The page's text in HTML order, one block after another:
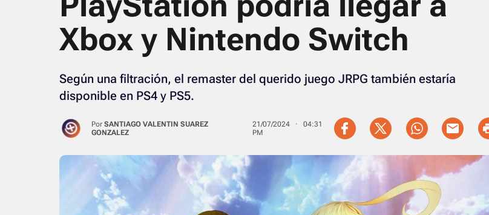
Xbox y Nintendo Switch
Según una filtración, el remaster del querido juego JRPG también estaría
disponible en PS4 y PS5.
PorSANTIAGO VALENTIN SUAREZ
GONZALEZ
21/07/2024 · 04:31
PM